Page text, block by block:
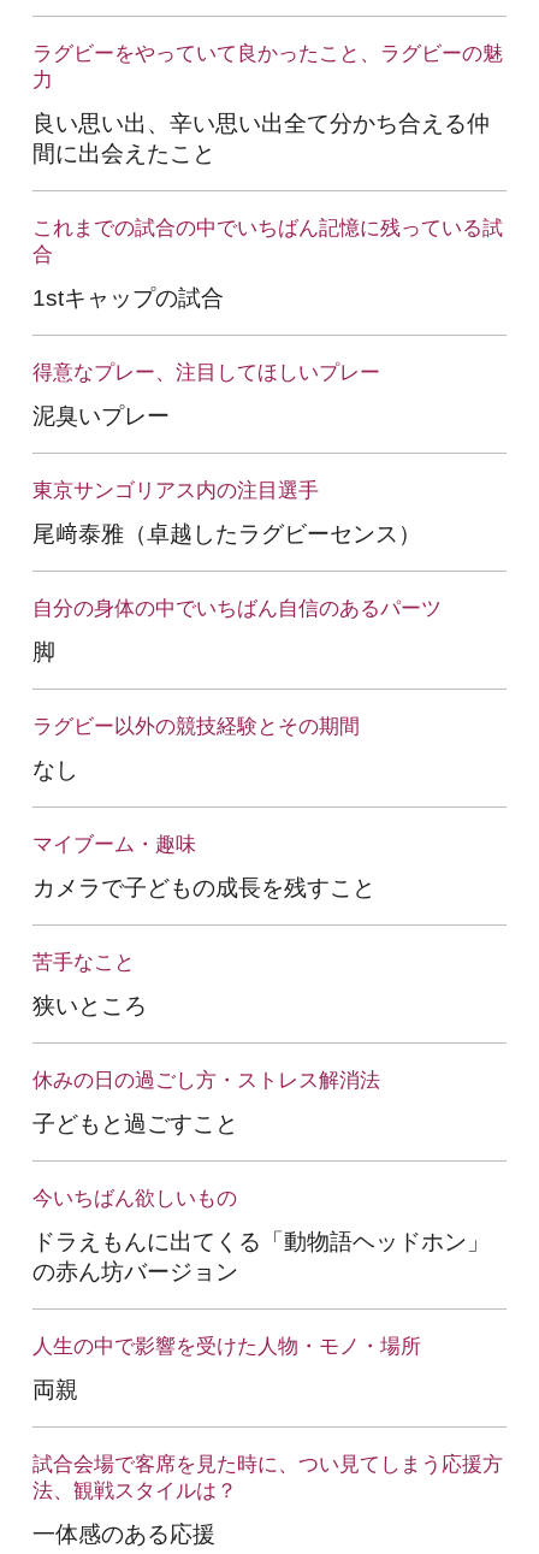
ラグビーをやっていて良かったこと、ラグビーの魅
力
良い思い出、辛い思い出全て分かち合える仲
間に出会えたこと
これまでの試合の中でいちばん記憶に残っている試
合
1stキャップの試合
得意なプレー、注目してほしいプレー
泥臭いプレー
東京サンゴリアス内の注目選手
尾﨑泰雅（卓越したラグビーセンス）
自分の身体の中でいちばん自信のあるパーツ
脚
ラグビー以外の競技経験とその期間
なし
マイブーム・趣味
カメラで子どもの成長を残すこと
苦手なこと
狭いところ
休みの日の過ごし方・ストレス解消法
子どもと過ごすこと
今いちばん欲しいもの
ドラえもんに出てくる「動物語ヘッドホン」
の赤ん坊バージョン
人生の中で影響を受けた人物・モノ・場所
両親
試合会場で客席を見た時に、つい見てしまう応援方
法、 観戦スタイルは？
一体感のある応援